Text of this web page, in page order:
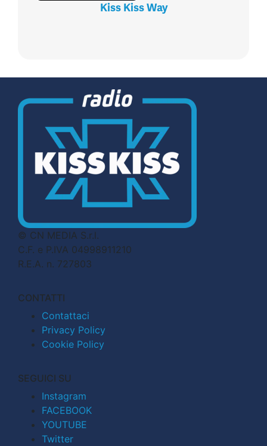
Kiss Kiss Way
© CN MEDIA S.r.l.
C.F. e P.IVA 04998911210
R.E.A. n. 727803
CONTATTI
Contattaci
Privacy Policy
Cookie Policy
SEGUICI SU
Instagram
FACEBOOK
YOUTUBE
Twitter